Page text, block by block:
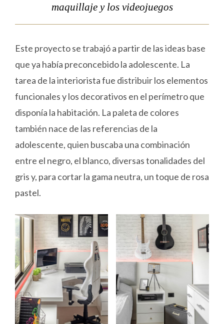
maquillaje y los videojuegos
Este proyecto se trabajó a partir de las ideas base
que ya había preconcebido la adolescente. La
tarea de la interiorista fue distribuir los elementos
funcionales y los decorativos en el perímetro que
disponía la habitación. La paleta de colores
también nace de las referencias de la
adolescente, quien buscaba una combinación
entre el negro, el blanco, diversas tonalidades del
gris y, para cortar la gama neutra, un toque de rosa
pastel.